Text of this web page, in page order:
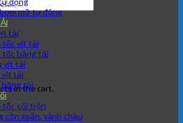
in the cart.
mỡ tự động
tải
tốc vít tải
tốc băng tải
vít tải
vít tải
băng tải
tốc cối trộn
côn xoắn, vành chậu